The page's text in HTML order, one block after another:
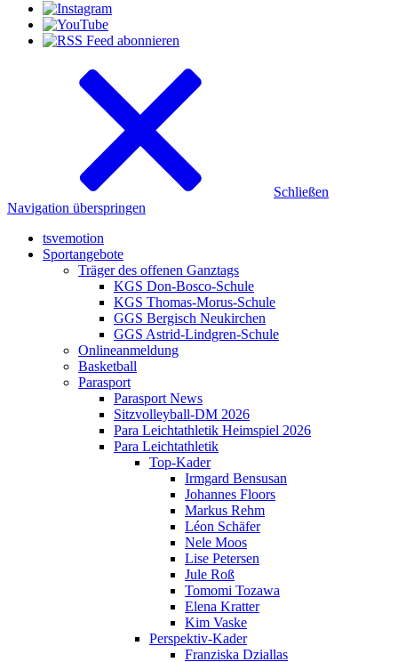
Schließen
Navigation überspringen
tsvemotion
Sportangebote
Träger des offenen Ganztags
KGS Don-Bosco-Schule
KGS Thomas-Morus-Schule
GGS Bergisch Neukirchen
GGS Astrid-Lindgren-Schule
Onlineanmeldung
Basketball
Parasport
Parasport News
Sitzvolleyball-DM 2026
Para Leichtathletik Heimspiel 2026
Para Leichtathletik
Top-Kader
Irmgard Bensusan
Johannes Floors
Markus Rehm
Léon Schäfer
Nele Moos
Lise Petersen
Jule Roß
Tomomi Tozawa
Elena Kratter
Kim Vaske
Perspektiv-Kader
Franziska Dziallas